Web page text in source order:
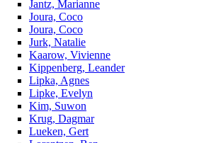
Jantz, Marianne
Joura, Coco
Joura, Coco
Jurk, Natalie
Kaarow, Vivienne
Kippenberg, Leander
Lipka, Agnes
Lipke, Evelyn
Kim, Suwon
Krug, Dagmar
Lueken, Gert